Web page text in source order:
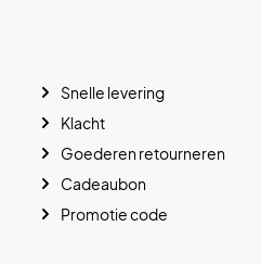
Snelle levering
Klacht
Goederen retourneren
Cadeaubon
Promotie code